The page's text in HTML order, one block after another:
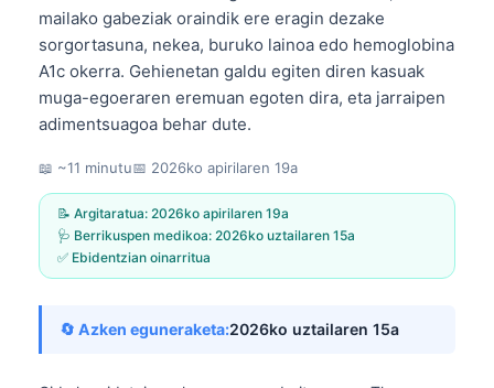
mailako gabeziak oraindik ere eragin dezake
sorgortasuna, nekea, buruko lainoa edo hemoglobina
A1c okerra. Gehienetan galdu egiten diren kasuak
muga-egoeraren eremuan egoten dira, eta jarraipen
adimentsuagoa behar dute.
📖 ~11 minutu📅 2026ko apirilaren 19a
📝 Argitaratua: 2026ko apirilaren 19a
🩺 Berrikuspen medikoa: 2026ko uztailaren 15a
✅ Ebidentzian oinarritua
🔄 Azken eguneraketa:2026ko uztailaren 15a